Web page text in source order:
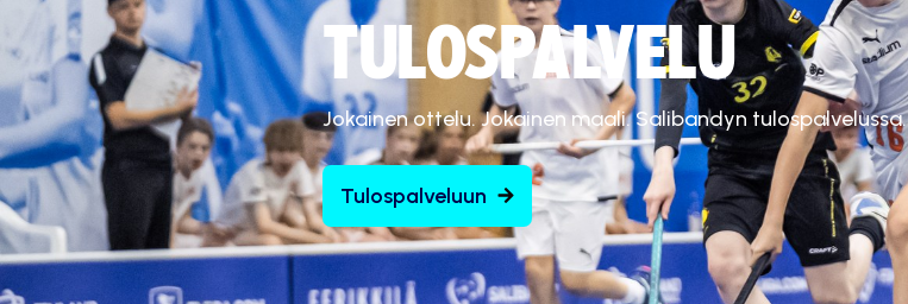
TULOSPALVELU
Jokainen ottelu. Jokainen maali. Salibandyn tulospalvelussa.
Tulospalveluun